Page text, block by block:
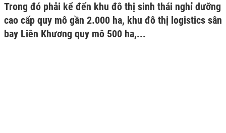
Trong đó phải kể đến khu đô thị sinh thái nghỉ dưỡng
cao cấp quy mô gần 2.000 ha, khu đô thị logistics sân
bay Liên Khương quy mô 500 ha,...